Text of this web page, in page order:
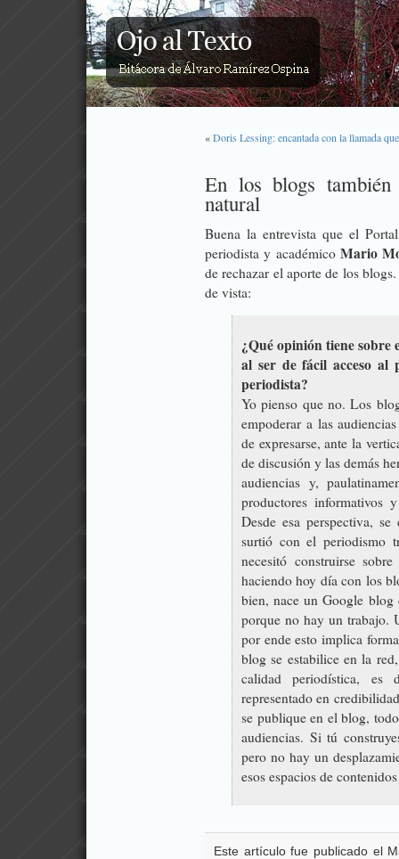
«Doris Lessing: encantada con la llamada
En los blogs
natural
Buenala entrevista que el
periodista y académico Mario
de rechazar el aporte de los
de vista:
¿Qué opinión tiene sobre
al ser de fácil acceso al
periodista?
Yo pienso que no. Los
empoderar a las
de expresarse, ante la
de discusión y las demás
audiencias y,
productores informativos
Desde esa perspectiva,
surtió con el periodismo
necesitó construirse
haciendo hoy día con los
bien, nace un Google blog
porque no hay un trabajo.
por ende esto implica
blog se estabilice en la
calidad periodística,
representado en
se publique en el blog,
audiencias. Si tú
pero no hay un
esos espacios de
Este artículo fue publicado el